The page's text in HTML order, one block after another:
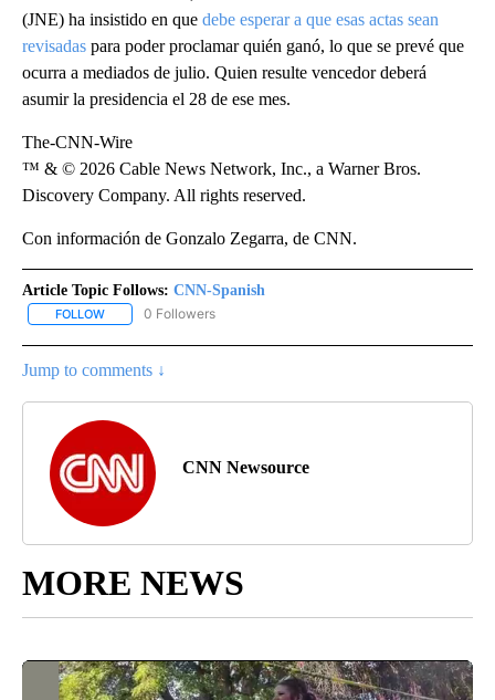
(JNE) ha insistido en que debe esperar a que esas actas sean
revisadas para poder proclamar quién ganó, lo que se prevé que
ocurra a mediados de julio. Quien resulte vencedor deberá
asumir la presidencia el 28 de ese mes.
The-CNN-Wire
™ & © 2026 Cable News Network, Inc., a Warner Bros.
Discovery Company. All rights reserved.
Con información de Gonzalo Zegarra, de CNN.
Article Topic Follows: CNN-Spanish
FOLLOW FOLLOW "CNN-SPANISH" TO RECEIVE NOTIFICATIONS ABOUT
0 Followers
Jump to comments ↓
CNN Newsource
MORE NEWS